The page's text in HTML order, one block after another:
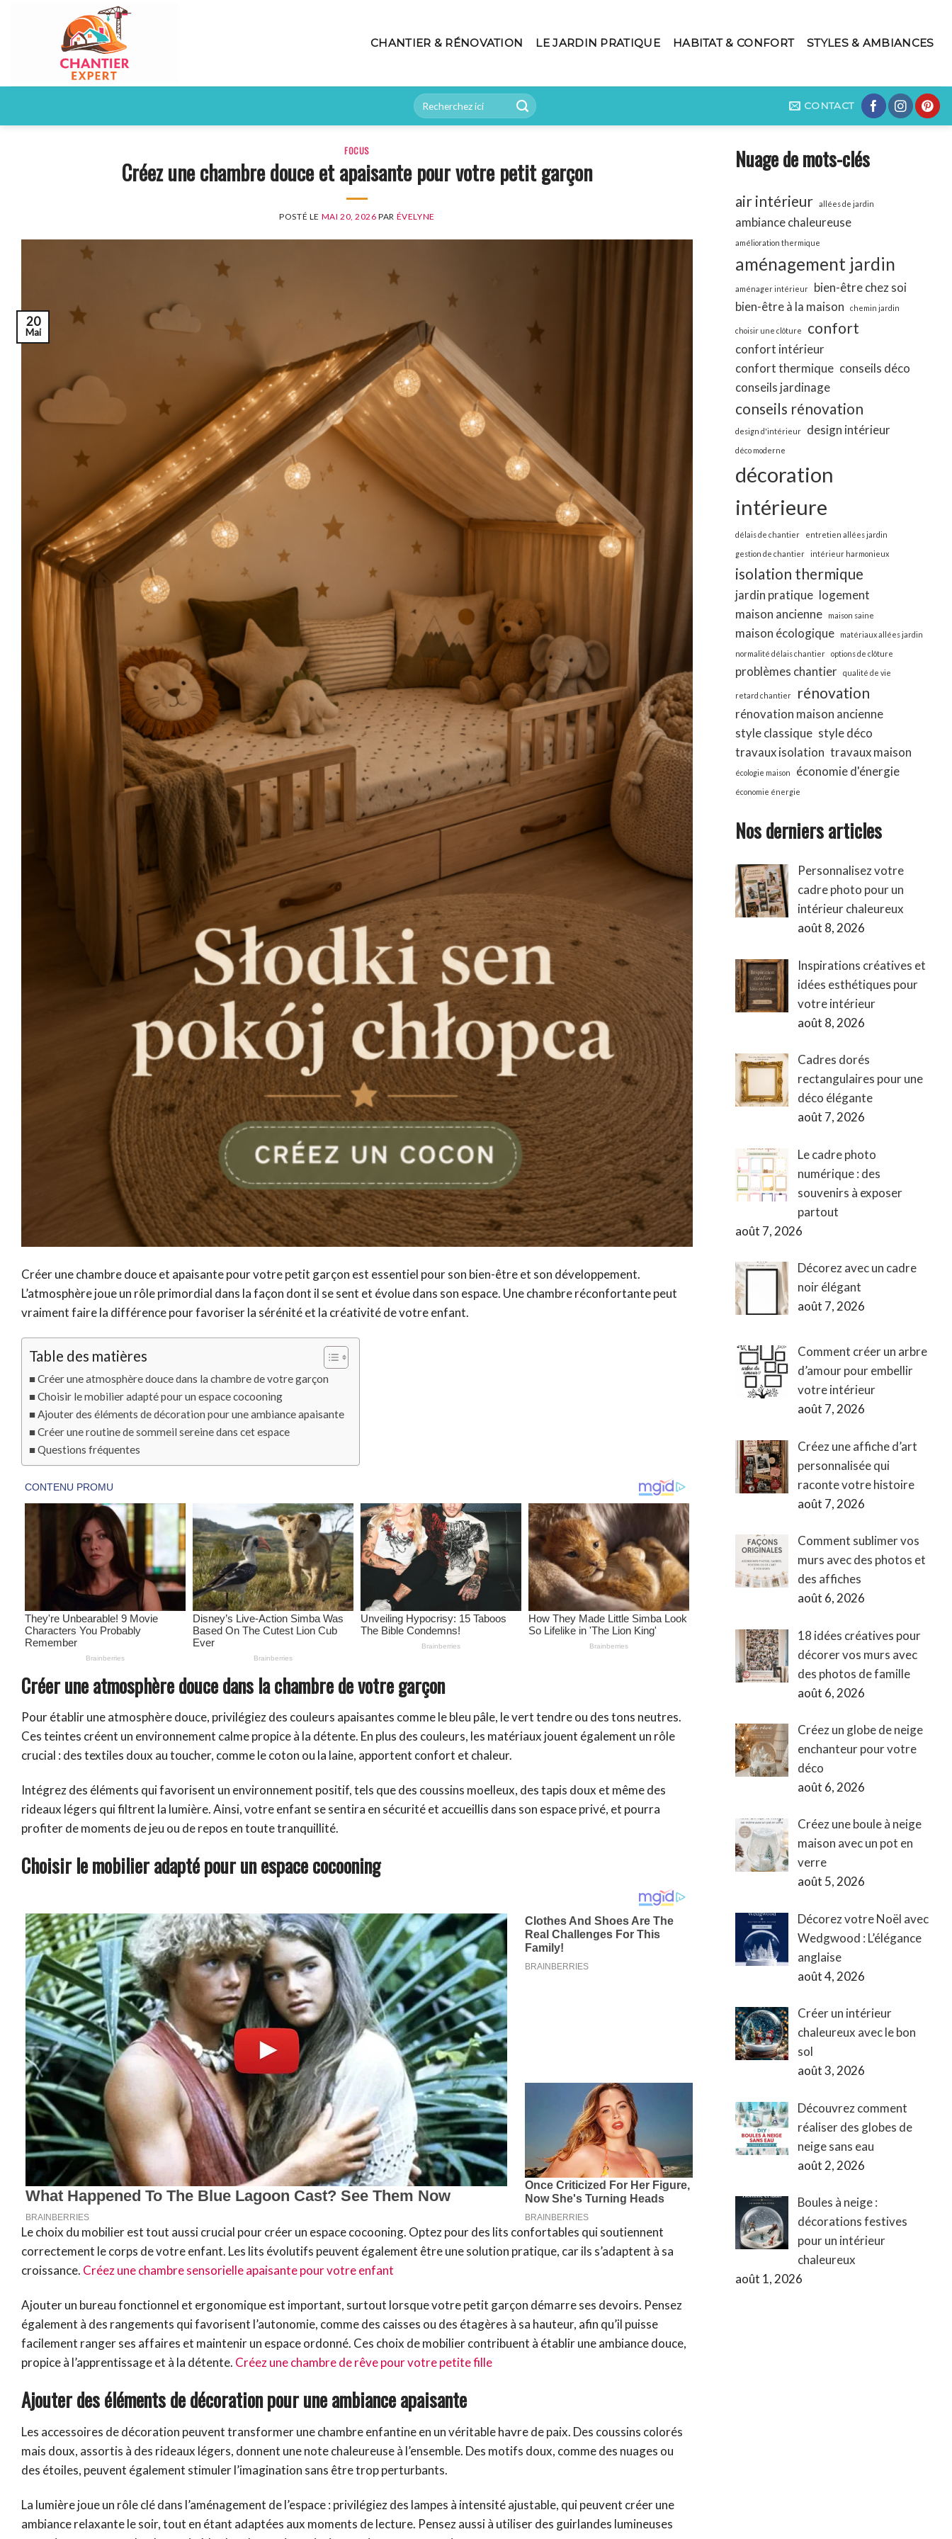
CHANTIER & RÉNOVATION LE JARDIN PRATIQUE HABITAT & CONFORT STYLES & AMBIANCES
CONTACT
FOCUS
Créez une chambre douce et apaisante pour votre petit garçon
POSTÉ LE MAI 20, 2026 PAR ÉVELYNE
20
Mai
Créer une chambre douce et apaisante pour votre petit garçon est essentiel pour son bien-être et son développement.
L’atmosphère joue un rôle primordial dans la façon dont il se sent et évolue dans son espace. Une chambre réconfortante peut
vraiment faire la différence pour favoriser la sérénité et la créativité de votre enfant.
Table des matières
Créer une atmosphère douce dans la chambre de votre garçon
Choisir le mobilier adapté pour un espace cocooning
Ajouter des éléments de décoration pour une ambiance apaisante
Créer une routine de sommeil sereine dans cet espace
Questions fréquentes
Créer une atmosphère douce dans la chambre de votre garçon
Pour établir une atmosphère douce, privilégiez des couleurs apaisantes comme le bleu pâle, le vert tendre ou des tons neutres.
Ces teintes créent un environnement calme propice à la détente. En plus des couleurs, les matériaux jouent également un rôle
crucial : des textiles doux au toucher, comme le coton ou la laine, apportent confort et chaleur.
Intégrez des éléments qui favorisent un environnement positif, tels que des coussins moelleux, des tapis doux et même des
rideaux légers qui filtrent la lumière. Ainsi, votre enfant se sentira en sécurité et accueillis dans son espace privé, et pourra
profiter de moments de jeu ou de repos en toute tranquillité.
Choisir le mobilier adapté pour un espace cocooning
Le choix du mobilier est tout aussi crucial pour créer un espace cocooning. Optez pour des lits confortables qui soutiennent
correctement le corps de votre enfant. Les lits évolutifs peuvent également être une solution pratique, car ils s’adaptent à sa
croissance. Créez une chambre sensorielle apaisante pour votre enfant
Ajouter un bureau fonctionnel et ergonomique est important, surtout lorsque votre petit garçon démarre ses devoirs. Pensez
également à des rangements qui favorisent l’autonomie, comme des caisses ou des étagères à sa hauteur, afin qu’il puisse
facilement ranger ses affaires et maintenir un espace ordonné. Ces choix de mobilier contribuent à établir une ambiance douce,
propice à l’apprentissage et à la détente. Créez une chambre de rêve pour votre petite fille
Ajouter des éléments de décoration pour une ambiance apaisante
Les accessoires de décoration peuvent transformer une chambre enfantine en un véritable havre de paix. Des coussins colorés
mais doux, assortis à des rideaux légers, donnent une note chaleureuse à l’ensemble. Des motifs doux, comme des nuages ou
des étoiles, peuvent également stimuler l’imagination sans être trop perturbants.
La lumière joue un rôle clé dans l’aménagement de l’espace : privilégiez des lampes à intensité ajustable, qui peuvent créer une
ambiance relaxante le soir, tout en étant adaptées aux moments de lecture. Pensez aussi à utiliser des guirlandes lumineuses
Nuage de mots-clés
air intérieur allées de jardin
ambiance chaleureuse
amélioration thermique
aménagement jardin
aménager intérieur
bien-être chez soi
bien-être à la maison
chemin jardin
choisir une clôture confort
confort intérieur
confort thermique conseils déco
conseils jardinage
conseils rénovation
design d'intérieur design intérieur
déco moderne
décoration
intérieure
délais de chantier entretien allées jardin
gestion de chantier intérieur harmonieux
isolation thermique
jardin pratique logement
maison ancienne
maison saine
maison écologique matériaux allées jardin
normalité délais chantier options de clôture
problèmes chantier qualité de vie
retard chantier rénovation
rénovation maison ancienne
style classique style déco
travaux isolation travaux maison
écologie maison économie d'énergie
économie énergie
Nos derniers articles
Personnalisez votre
cadre photo pour un
intérieur chaleureux
août 8, 2026
Inspirations créatives et
idées esthétiques pour
votre intérieur
août 8, 2026
Cadres dorés
rectangulaires pour une
déco élégante
août 7, 2026
Le cadre photo
numérique : des
souvenirs à exposer
partout
août 7, 2026
Décorez avec un cadre
noir élégant
août 7, 2026
Comment créer un arbre
d’amour pour embellir
votre intérieur
août 7, 2026
Créez une affiche d’art
personnalisée qui
raconte votre histoire
août 7, 2026
Comment sublimer vos
murs avec des photos et
des affiches
août 6, 2026
18 idées créatives pour
décorer vos murs avec
des photos de famille
août 6, 2026
Créez un globe de neige
enchanteur pour votre
déco
août 6, 2026
Créez une boule à neige
maison avec un pot en
verre
août 5, 2026
Décorez votre Noël avec
Wedgwood : L’élégance
anglaise
août 4, 2026
Créer un intérieur
chaleureux avec le bon
sol
août 3, 2026
Découvrez comment
réaliser des globes de
neige sans eau
août 2, 2026
Boules à neige :
décorations festives
pour un intérieur
chaleureux
août 1, 2026